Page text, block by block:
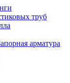
труб
арматура